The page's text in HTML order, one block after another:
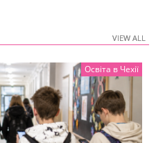
VIEW ALL
Освіта в Чехії
VIEW ALL